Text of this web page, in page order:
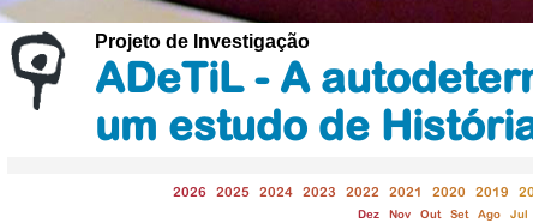
Projeto de Investigação
ADeTiL - A
um estudo de
2026 2025 2024 2023 2022 2021 2020 2019
Dez Nov Out Set Ago Jul